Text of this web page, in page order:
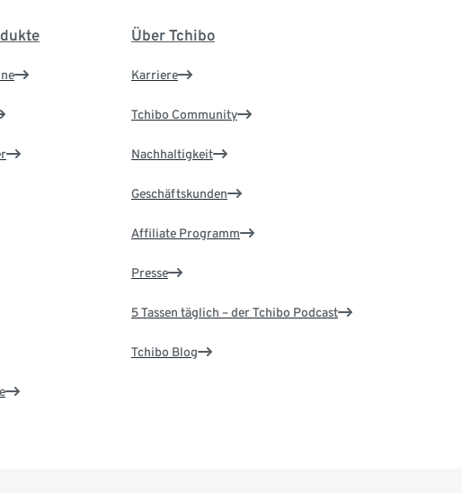
Über Tchibo
Karriere
Tchibo Community
Nachhaltigkeit
Geschäftskunden
Affiliate Programm
Presse
5 Tassen täglich – der Tchibo Podcast
Tchibo Blog